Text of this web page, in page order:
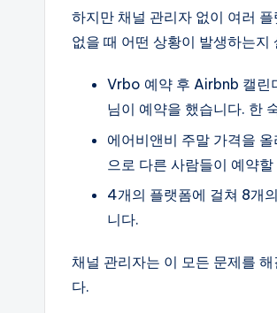
하지만 채널 관리자 없이 여러
없을 때 어떤 상황이 발생하는지
Vrbo 예약 후 Airbnb 캘린
님이 예약을 했습니다. 한
에어비앤비 주말 가격을
으로 다른 사람들이 예약
4개의 플랫폼에 걸쳐 8개
니다.
채널 관리자는 이 모든 문제를
다.